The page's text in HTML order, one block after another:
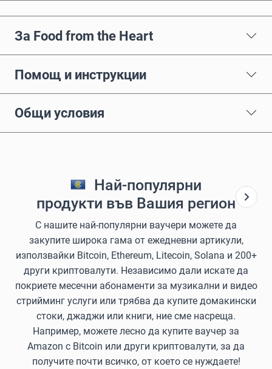
За Food from the Heart
Помощ и инструкции
Общи условия
Най-популярни
продукти във Вашия регион
С нашите най-популярни ваучери можете да
закупите широка гама от ежедневни артикули,
използвайки Bitcoin, Ethereum, Litecoin, Solana и 200+
други криптовалути. Независимо дали искате да
покриете месечни абонаменти за музикални и видео
стрийминг услуги или трябва да купите домакински
стоки, джаджи или книги, ние сме насреща.
Например, можете лесно да купите ваучер за
Amazon с Bitcoin или други криптовалути, за да
получите почти всичко, от което се нуждаете!